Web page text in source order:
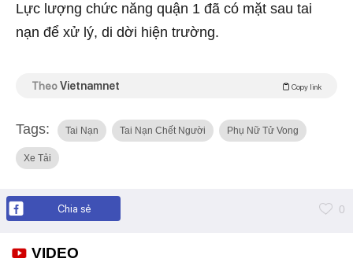
Lực lượng chức năng quận 1 đã có mặt sau tai
nạn để xử lý, di dời hiện trường.
TheoVietnamnet Copy link
Tags: Tai Nạn Tai Nạn Chết Người Phụ Nữ Tử Vong
Xe Tải
Chia sẻ 0
VIDEO